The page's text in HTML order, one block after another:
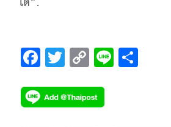
F
e
b
T
tt
er
C
p
y
Li